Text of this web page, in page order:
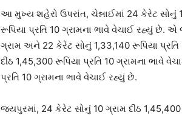
આ મુખ્ય શહેરો ઉપરાંત, ચેન્નાઈમાં 24 કેરેટ સોનું
રૂપિયા પ્રતિ 10 ગ્રામના ભાવે વેચાઈ રહ્યું છે. એ
ગ્રામ અને 22 કેરેટ સોનું 1,33,140 રૂપિયા
દીઠ 1,45,300 રૂપિયા પ્રતિ 10 ગ્રામના ભાવે
પ્રતિ 10 ગ્રામના ભાવે વેચાઈ રહ્યું છે.
જયપુરમાં, 24 કેરેટ સોનું 10 ગ્રામ દીઠ